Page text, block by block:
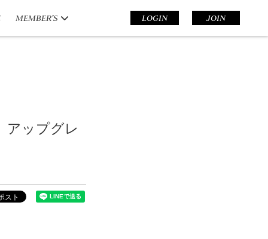
MEMBER’S LOGIN JOIN
アップグレ